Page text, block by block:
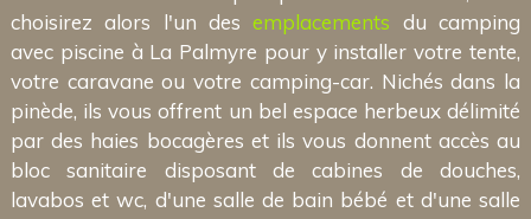
choisirez alors l'un desemplacements du camping
avec piscine à La Palmyre pour y installer votre tente,
votre caravane ou votre camping-car. Nichés dans la
pinède, ils vous offrent un bel espace herbeux délimité
par des haies bocagères et ils vous donnent accès au
bloc sanitaire disposant de cabines de douches,
lavabos et wc, d'une salle de bain bébé et d'une salle